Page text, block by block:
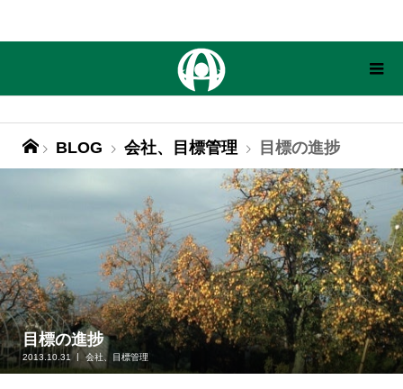
BLOG 会社、目標管理 目標の進捗
目標の進捗
2013.10.31 会社、目標管理